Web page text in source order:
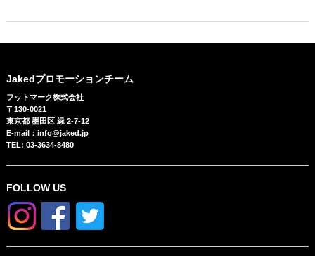
Jakedプロモーションチーム
フットマーク株式会社
〒130-0021
東京都 墨田区 緑 2-7-12
E-mail：info@jaked.jp
TEL: 03-3634-8480
FOLLOW US